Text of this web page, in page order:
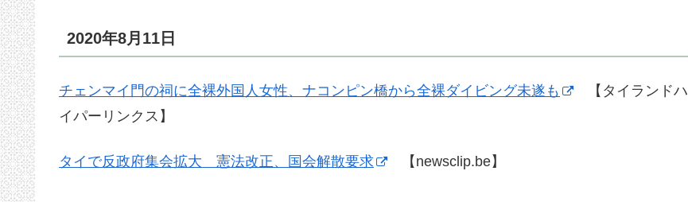
2020年8月11日
チェンマイ門の祠に全裸外国人女性、ナコンピン橋から全裸ダイビング未遂も
【タイランドハ
イパーリンクス】
タイで反政府集会拡大 憲法改正、国会解散要求 【newsclip.be】